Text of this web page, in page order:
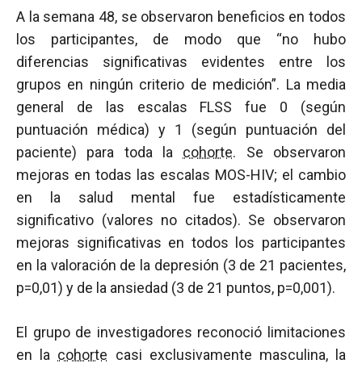
A la semana 48, se observaron beneficios en todos
los participantes, de modo que “no hubo
diferencias significativas evidentes entre los
grupos en ningún criterio de medición”. La media
general de las escalas FLSS fue 0 (según
puntuación médica) y 1 (según puntuación del
paciente) para toda la cohorte. Se observaron
mejoras en todas las escalas MOS-HIV; el cambio
en la salud mental fue estadísticamente
significativo (valores no citados). Se observaron
mejoras significativas en todos los participantes
en la valoración de la depresión (3 de 21 pacientes,
p=0,01) y de la ansiedad (3 de 21 puntos, p=0,001).
El grupo de investigadores reconoció limitaciones
en la cohorte casi exclusivamente masculina, la